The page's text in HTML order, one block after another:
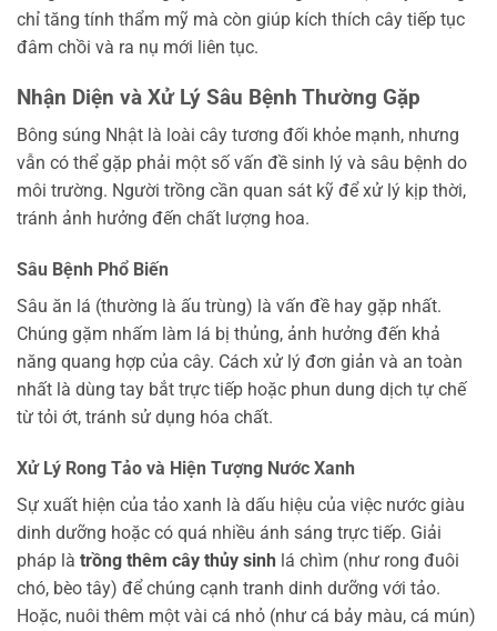
chỉ tăng tính thẩm mỹ mà còn giúp kích thích cây tiếp tục
đâm chồi và ra nụ mới liên tục.
Nhận Diện và Xử Lý Sâu Bệnh Thường Gặp
Bông súng Nhật là loài cây tương đối khỏe mạnh, nhưng
vẫn có thể gặp phải một số vấn đề sinh lý và sâu bệnh do
môi trường. Người trồng cần quan sát kỹ để xử lý kịp thời,
tránh ảnh hưởng đến chất lượng hoa.
Sâu Bệnh Phổ Biến
Sâu ăn lá (thường là ấu trùng) là vấn đề hay gặp nhất.
Chúng gặm nhấm làm lá bị thủng, ảnh hưởng đến khả
năng quang hợp của cây. Cách xử lý đơn giản và an toàn
nhất là dùng tay bắt trực tiếp hoặc phun dung dịch tự chế
từ tỏi ớt, tránh sử dụng hóa chất.
Xử Lý Rong Tảo và Hiện Tượng Nước Xanh
Sự xuất hiện của tảo xanh là dấu hiệu của việc nước giàu
dinh dưỡng hoặc có quá nhiều ánh sáng trực tiếp. Giải
pháp là trồng thêm cây thủy sinh lá chìm (như rong đuôi
chó, bèo tây) để chúng cạnh tranh dinh dưỡng với tảo.
Hoặc, nuôi thêm một vài cá nhỏ (như cá bảy màu, cá mún)